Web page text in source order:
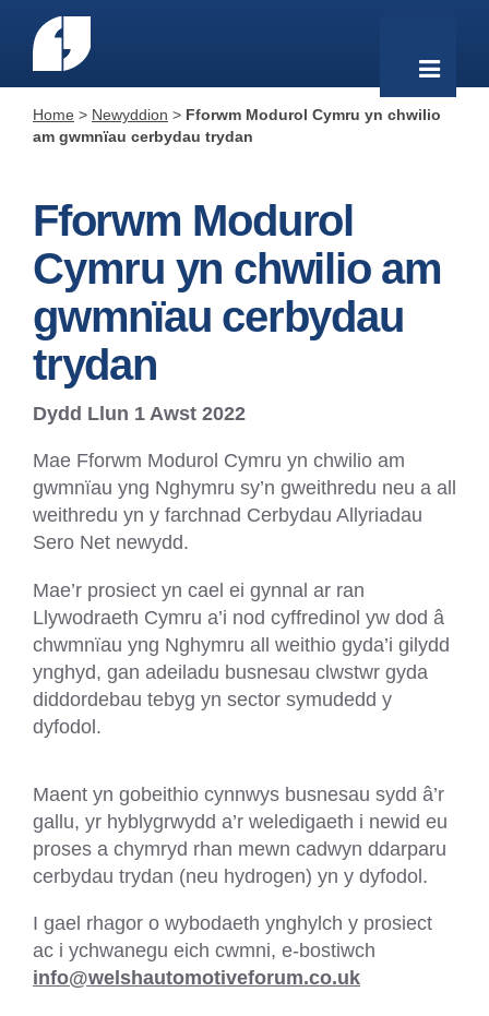
Home > Newyddion > Fforwm Modurol Cymru yn chwilio
am gwmnïau cerbydau trydan
Fforwm Modurol
Cymru yn chwilio am
gwmnïau cerbydau
trydan
Dydd Llun 1 Awst 2022
Mae Fforwm Modurol Cymru yn chwilio am
gwmnïau yng Nghymru sy’n gweithredu neu a all
weithredu yn y farchnad Cerbydau Allyriadau
Sero Net newydd.
Mae’r prosiect yn cael ei gynnal ar ran
Llywodraeth Cymru a’i nod cyffredinol yw dod â
chwmnïau yng Nghymru all weithio gyda’i gilydd
ynghyd, gan adeiladu busnesau clwstwr gyda
diddordebau tebyg yn sector symudedd y
dyfodol.
Maent yn gobeithio cynnwys busnesau sydd â’r
gallu, yr hyblygrwydd a’r weledigaeth i newid eu
proses a chymryd rhan mewn cadwyn ddarparu
cerbydau trydan (neu hydrogen) yn y dyfodol.
I gael rhagor o wybodaeth ynghylch y prosiect
ac i ychwanegu eich cwmni, e-bostiwch
info@welshautomotiveforum.co.uk